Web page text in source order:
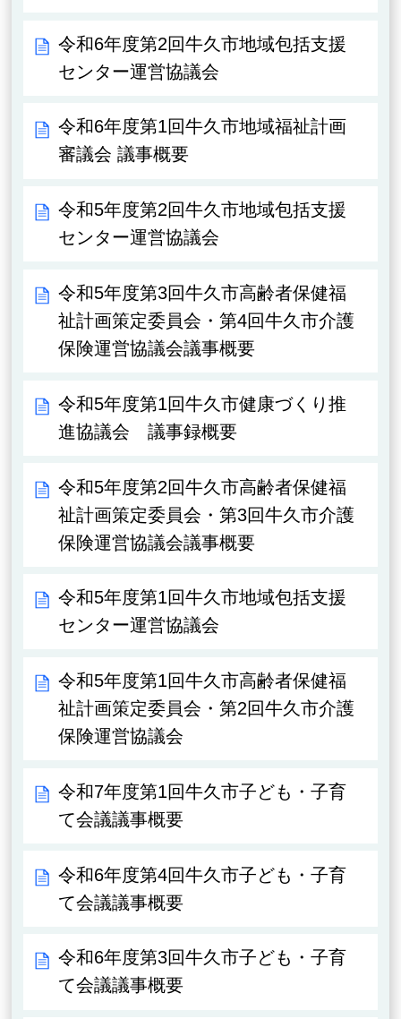
令和6年度第2回牛久市地域包括支援
センター運営協議会
令和6年度第1回牛久市地域福祉計画
審議会 議事概要
令和5年度第2回牛久市地域包括支援
センター運営協議会
令和5年度第3回牛久市高齢者保健福
祉計画策定委員会・第4回牛久市介護
保険運営協議会議事概要
令和5年度第1回牛久市健康づくり推
進協議会 議事録概要
令和5年度第2回牛久市高齢者保健福
祉計画策定委員会・第3回牛久市介護
保険運営協議会議事概要
令和5年度第1回牛久市地域包括支援
センター運営協議会
令和5年度第1回牛久市高齢者保健福
祉計画策定委員会・第2回牛久市介護
保険運営協議会
令和7年度第1回牛久市子ども・子育
て会議議事概要
令和6年度第4回牛久市子ども・子育
て会議議事概要
令和6年度第3回牛久市子ども・子育
て会議議事概要